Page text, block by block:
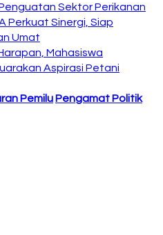
Sektor Perikanan
Perkuat Sinergi, Siap
Umat
Mahasiswa
Aspirasi Petani
Pemilu Pengamat Politik